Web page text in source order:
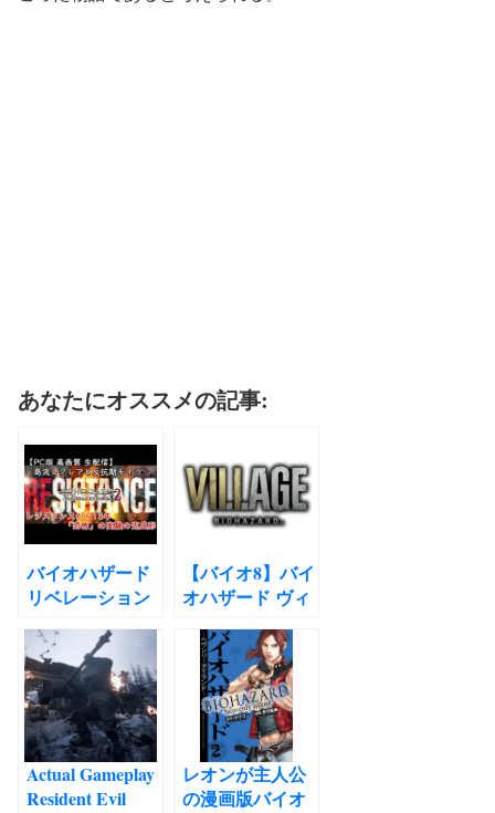
あなたにオススメの記事:
バイオハザード
リベレーション
【バイオ8】バイ
オハザード ヴィ
発表!やっぱり
RE4！？ バイオ
ハザード8考察
Actual Gameplay
Resident Evil
レオンが主人公
の漫画版バイオ